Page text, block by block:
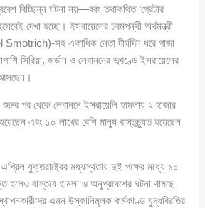
বিচ্ছিন্ন ঘটনা নয়—বরং তথাকথিত ‘গ্রেটার
দেখা হচ্ছে। ইসরায়েলের চরমপন্থী অর্থমন্ত্রী
সহ একাধিক নেতা দীর্ঘদিন ধরে গাজা
সিরিয়া, জর্ডান ও লেবাননের ভূখণ্ডে ইসরায়েলের
আসছেন।
পর থেকে লেবাননে ইসরায়েলি হামলায় ২ হাজার
এবং ১০ লাখের বেশি মানুষ বাস্তুচ্যুত হয়েছেন
যুক্তরাষ্ট্রের মধ্যস্থতায় দুই পক্ষের মধ্যে ১০
হলেও বাস্তবে হামলা ও অনুপ্রবেশের ঘটনা থামছে
এমন উস্কানিমূলক কর্মকাণ্ড যুদ্ধবিরতির